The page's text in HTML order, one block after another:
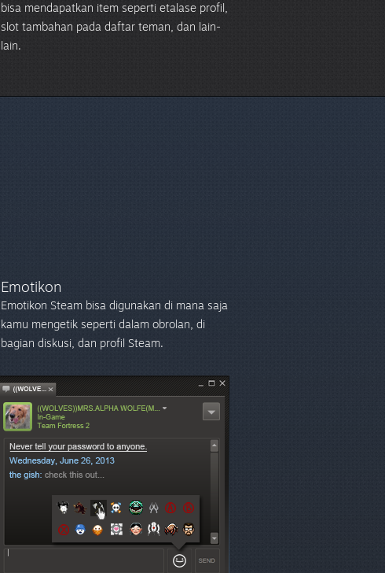
bisa mendapatkan item seperti etalase profil,
slot tambahan pada daftar teman, dan lain-
lain.
Emotikon
Emotikon Steam bisa digunakan di mana saja
kamu mengetik seperti dalam obrolan, di
bagian diskusi, dan profil Steam.